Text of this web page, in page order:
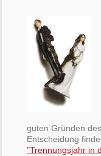
guten Gründen
Entscheidung
"Trennungsjahr in